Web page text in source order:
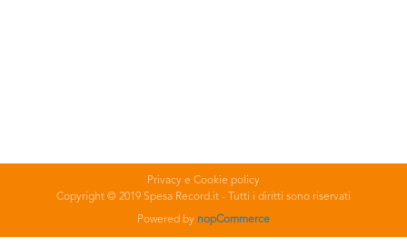
Privacy e Cookie policy
Copyright © 2019 Spesa Record.it - Tutti i diritti sono riservati
Powered by nopCommerce